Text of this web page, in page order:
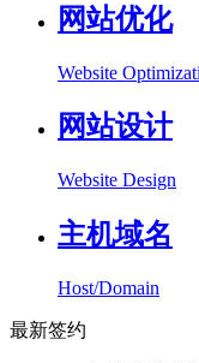
网站优化
Website
网站设计
Website Design
主机域名
Host/Domain
最新签约